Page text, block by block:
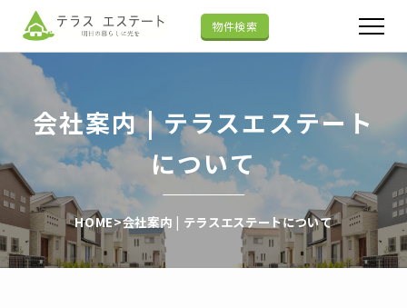
物件検索
会社案内 | テラスエステート
について
HOME>会社案内 | テラスエステートについて